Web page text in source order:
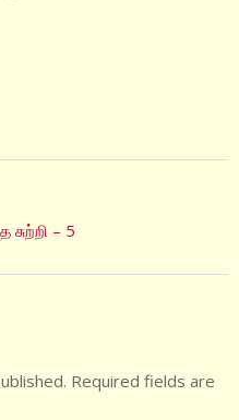
– 5
Required fields are